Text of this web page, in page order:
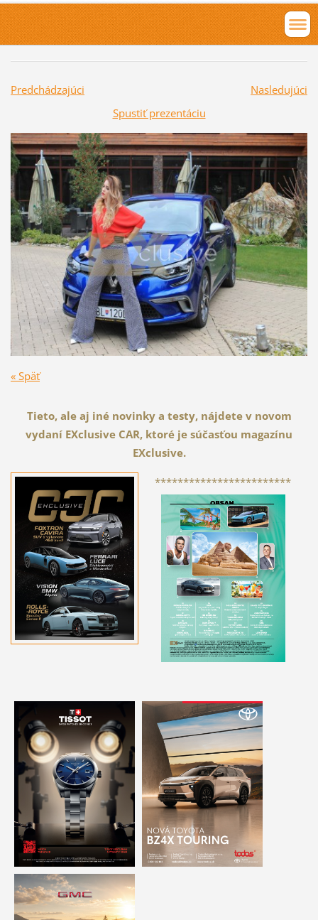
Predchádzajúci
Nasledujúci
Spustiť prezentáciu
« Späť
Tieto, ale aj iné novinky a testy, nájdete v novom
vydaní EXclusive CAR, ktoré je súčasťou magazínu
EXclusive.
************************